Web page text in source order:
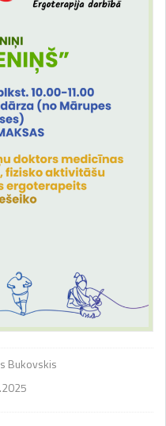
Bukovskis